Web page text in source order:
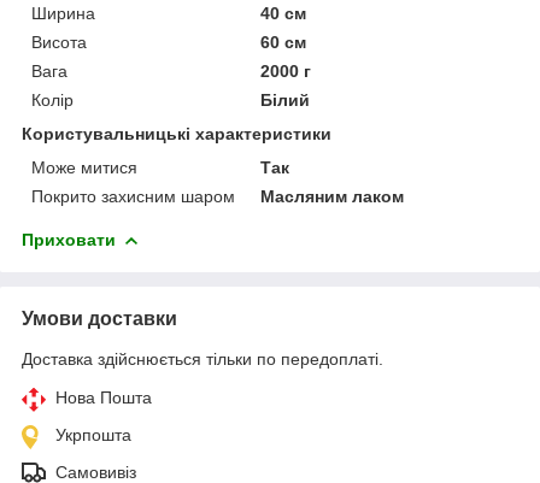
Ширина
40 см
Висота
60 см
Вага
2000 г
Колір
Білий
Користувальницькі характеристики
Може митися
Так
Покрито захисним шаром
Масляним лаком
Приховати
Умови доставки
Доставка здійснюється тільки по передоплаті.
Нова Пошта
Укрпошта
Самовивіз